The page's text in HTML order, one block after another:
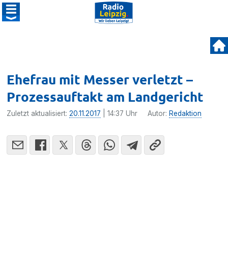
Ehefrau mit Messer verletzt –
Prozessauftakt am Landgericht
Zuletzt aktualisiert:20.11.2017 | 14:37 Uhr Autor: Redaktion